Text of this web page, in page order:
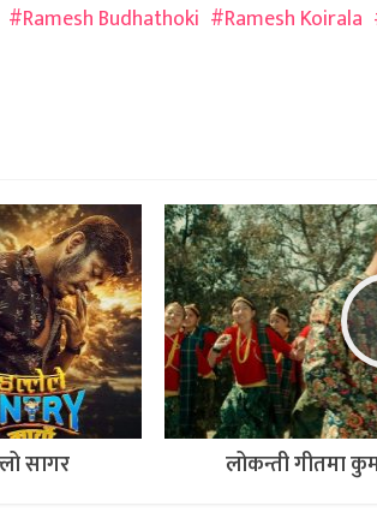
Ramesh Budhathoki Ramesh Koirala
सागर लोकन्ती गीतमा